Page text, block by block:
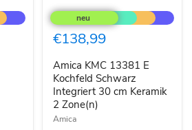
KMC
13381
E
Kochfeld
Integriert
30
cm
Keramik
2
Zone(n)
€138,99
Amica KMC 13381 E
Kochfeld Schwarz
Integriert 30 cm Keramik
2 Zone(n)
Amica